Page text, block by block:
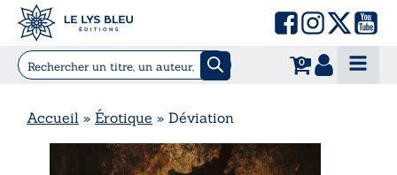
0
Accueil » Érotique » Déviation